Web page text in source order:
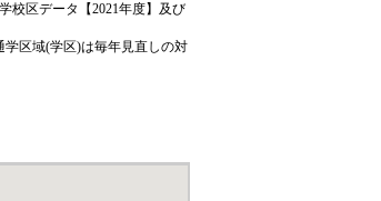
校区データ【2021年度】及び
区域(学区)は毎年見直しの対